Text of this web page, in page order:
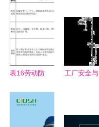
指南 保障
安全生产的
关键一步
表16劳动防
使用指南与
工厂安全与
防护的全覆